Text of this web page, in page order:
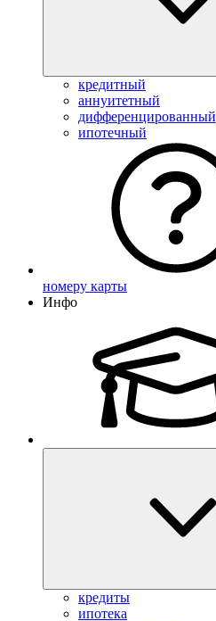
кредитный
аннуитетный
дифференцированный
ипотечный
номеру карты
Инфо
кредиты
ипотека